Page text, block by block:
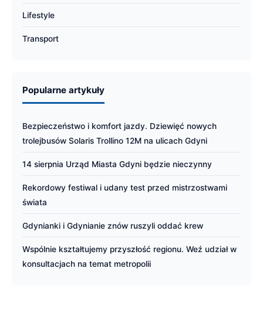
Lifestyle
Transport
Popularne artykuły
Bezpieczeństwo i komfort jazdy. Dziewięć nowych
trolejbusów Solaris Trollino 12M na ulicach Gdyni
14 sierpnia Urząd Miasta Gdyni będzie nieczynny
Rekordowy festiwal i udany test przed mistrzostwami
świata
Gdynianki i Gdynianie znów ruszyli oddać krew
Wspólnie kształtujemy przyszłość regionu. Weź udział w
konsultacjach na temat metropolii